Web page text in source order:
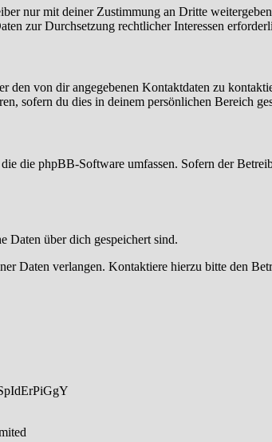
nur mit deiner Zustimmung an Dritte
zur Durchsetzung rechtlicher Interessen
den von dir angegebenen Kontaktdaten zu
sofern du dies in deinem persönlichen Bereich
die phpBB-Software umfassen. Sofern der
Daten über dich gespeichert sind.
Daten verlangen. Kontaktiere hierzu bitte den